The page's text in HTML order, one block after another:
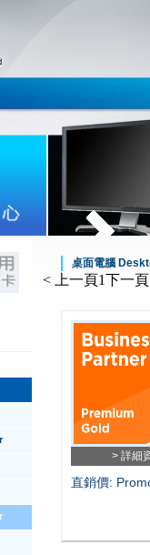
桌面電腦
< 上一頁1下一
> 詳細
直銷價: